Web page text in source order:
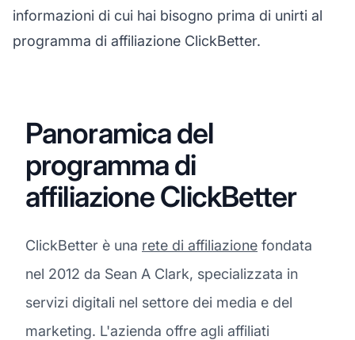
informazioni di cui hai bisogno prima di unirti al
programma di affiliazione ClickBetter.
Panoramica del
programma di
affiliazione ClickBetter
ClickBetter è una rete di affiliazione fondata
nel 2012 da Sean A Clark, specializzata in
servizi digitali nel settore dei media e del
marketing. L'azienda offre agli affiliati